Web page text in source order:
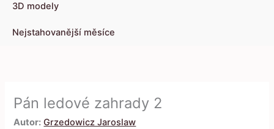
3D modely
Nejstahovanější měsíce
Pán ledové zahrady 2
Autor: Grzedowicz Jaroslaw